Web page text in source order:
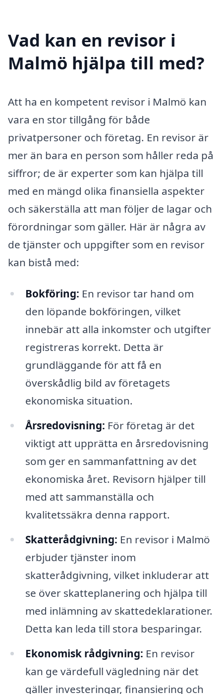
Vad kan en revisor i
Malmö hjälpa till med?
Att ha en kompetent revisor i Malmö kan
vara en stor tillgång för både
privatpersoner och företag. En revisor är
mer än bara en person som håller reda på
siffror; de är experter som kan hjälpa till
med en mängd olika finansiella aspekter
och säkerställa att man följer de lagar och
förordningar som gäller. Här är några av
de tjänster och uppgifter som en revisor
kan bistå med:
Bokföring: En revisor tar hand om
den löpande bokföringen, vilket
innebär att alla inkomster och utgifter
registreras korrekt. Detta är
grundläggande för att få en
överskådlig bild av företagets
ekonomiska situation.
Årsredovisning: För företag är det
viktigt att upprätta en årsredovisning
som ger en sammanfattning av det
ekonomiska året. Revisorn hjälper till
med att sammanställa och
kvalitetssäkra denna rapport.
Skatterådgivning: En revisor i Malmö
erbjuder tjänster inom
skatterådgivning, vilket inkluderar att
se över skatteplanering och hjälpa till
med inlämning av skattedeklarationer.
Detta kan leda till stora besparingar.
Ekonomisk rådgivning: En revisor
kan ge värdefull vägledning när det
gäller investeringar, finansiering och